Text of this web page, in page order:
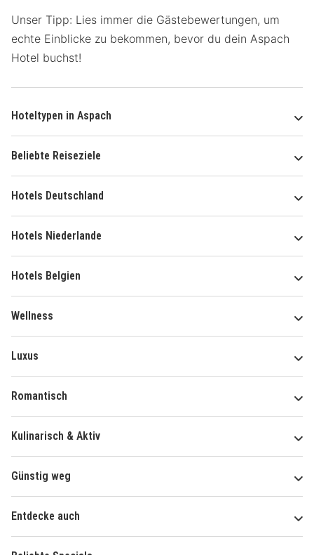
Unser Tipp: Lies immer die Gästebewertungen, um
echte Einblicke zu bekommen, bevor du dein Aspach
Hotel buchst!
Hoteltypen in Aspach
Beliebte Reiseziele
Hotels Deutschland
Hotels Niederlande
Hotels Belgien
Wellness
Luxus
Romantisch
Kulinarisch & Aktiv
Günstig weg
Entdecke auch